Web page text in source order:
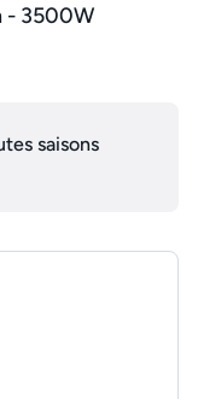
- 3500W
saisons